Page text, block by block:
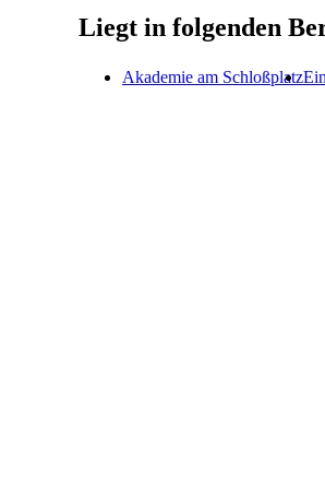
Liegt in folgenden
Akademie am Schloßplatz